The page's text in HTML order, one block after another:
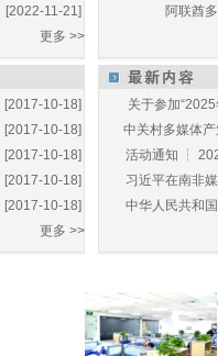
[2022-11-21]
更多 >>
阿联酋
[2017-10-18]
[2017-10-18]
[2017-10-18]
[2017-10-18]
[2017-10-18]
更多 >>
关于参加
中关村多媒体
活动通知 ┆
习近平在南非
中华人民共和